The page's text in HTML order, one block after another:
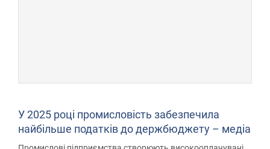
У 2025 році промисловість забезпечила
найбільше податків до держбюджету – медіа